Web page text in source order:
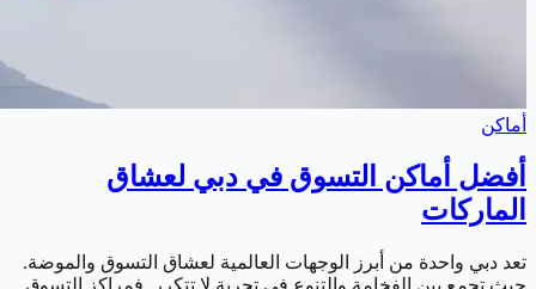
أماكن
أفضل أماكن التسوق في دبي لعشاق
الماركات
تعد دبي واحدة من أبرز الوجهات العالمية لعشاق التسوق والموضة.